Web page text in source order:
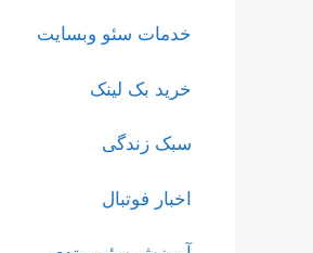
خدمات سئو وبسایت
خرید بک لینک
سبک زندگی
اخبار فوتبال